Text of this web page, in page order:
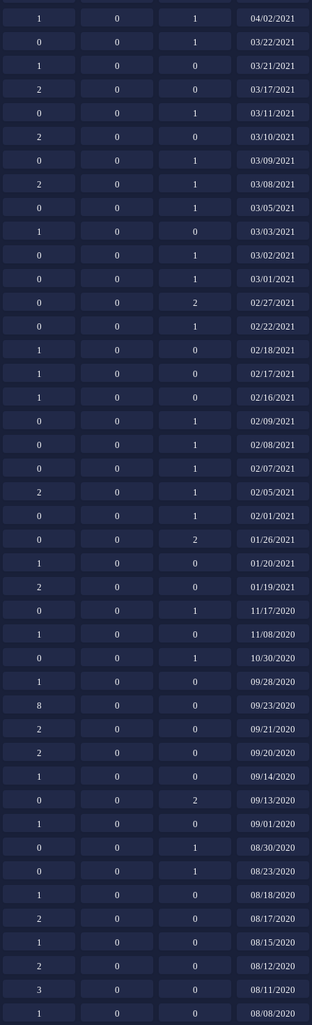
04/02/2021
1
0
1
03/22/2021
1
0
0
03/21/2021
0
0
1
03/17/2021
0
0
2
03/11/2021
1
0
0
03/10/2021
0
0
2
03/09/2021
1
0
0
03/08/2021
1
0
2
03/05/2021
1
0
0
03/03/2021
0
0
1
03/02/2021
1
0
0
03/01/2021
1
0
0
02/27/2021
2
0
0
02/22/2021
1
0
0
02/18/2021
0
0
1
02/17/2021
0
0
1
02/16/2021
0
0
1
02/09/2021
1
0
0
02/08/2021
1
0
0
02/07/2021
1
0
0
02/05/2021
1
0
2
02/01/2021
1
0
0
01/26/2021
2
0
0
01/20/2021
0
0
1
01/19/2021
0
0
2
11/17/2020
1
0
0
11/08/2020
0
0
1
10/30/2020
1
0
0
09/28/2020
0
0
1
09/23/2020
0
0
8
09/21/2020
0
0
2
09/20/2020
0
0
2
09/14/2020
0
0
1
09/13/2020
2
0
0
09/01/2020
0
0
1
08/30/2020
1
0
0
08/23/2020
1
0
0
08/18/2020
0
0
1
08/17/2020
0
0
2
08/15/2020
0
0
1
08/12/2020
0
0
2
08/11/2020
0
0
3
08/08/2020
0
0
1